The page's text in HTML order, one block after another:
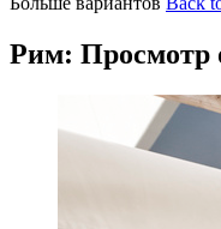
Рим: Просмотр